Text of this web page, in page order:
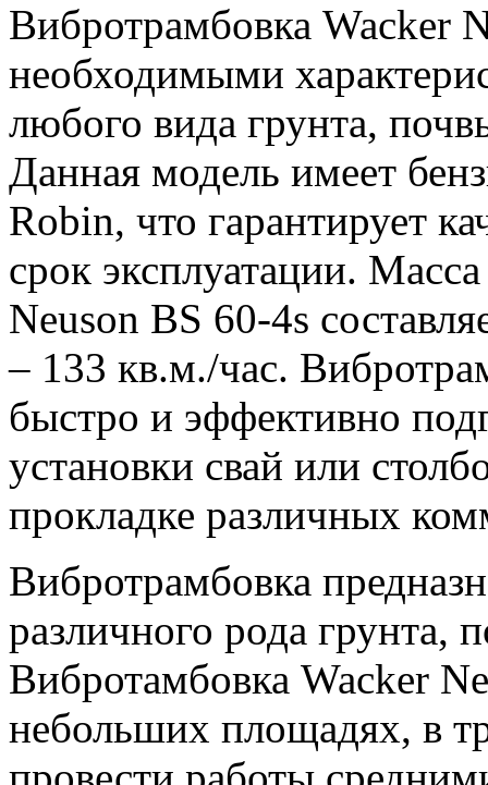
Вибротрамбовка Wacker
необходимыми
любого вида грунта,
Данная модель имеет
Robin, что гарантирует
срок эксплуатации.
Neuson BS 60-4s
– 133 кв.м./час.
быстро и эффективно
установки свай или
прокладке различных
Вибротрамбовка
различного рода грунта,
Вибротамбовка Wacker
небольших площадях, в